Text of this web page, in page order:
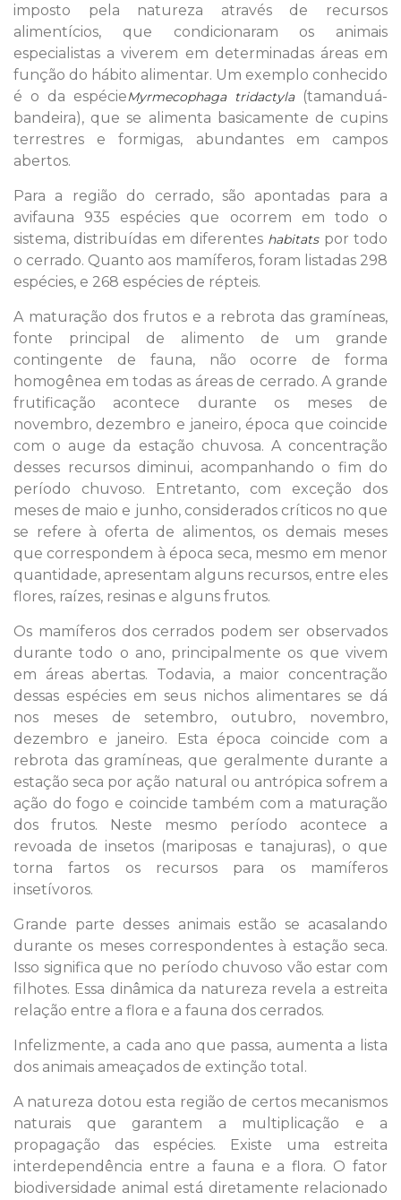
imposto pela natureza através de recursos
alimentícios, que condicionaram os animais
especialistas a viverem em determinadas áreas em
função do hábito alimentar. Um exemplo conhecido
é o da espécieMyrmecophaga tridactyla(tamanduá-
bandeira), que se alimenta basicamente de cupins
terrestres e formigas, abundantes em campos
abertos.
Para a região do cerrado, são apontadas para a
avifauna 935 espécies que ocorrem em todo o
sistema, distribuídas em diferentes habitatspor todo
o cerrado. Quanto aos mamíferos, foram listadas 298
espécies, e 268 espécies de répteis.
A maturação dos frutos e a rebrota das gramíneas,
fonte principal de alimento de um grande
contingente de fauna, não ocorre de forma
homogênea em todas as áreas de cerrado. A grande
frutificação acontece durante os meses de
novembro, dezembro e janeiro, época que coincide
com o auge da estação chuvosa. A concentração
desses recursos diminui, acompanhando o fim do
período chuvoso. Entretanto, com exceção dos
meses de maio e junho, considerados críticos no que
se refere à oferta de alimentos, os demais meses
que correspondem à época seca, mesmo em menor
quantidade, apresentam alguns recursos, entre eles
flores, raízes, resinas e alguns frutos.
Os mamíferos dos cerrados podem ser observados
durante todo o ano, principalmente os que vivem
em áreas abertas. Todavia, a maior concentração
dessas espécies em seus nichos alimentares se dá
nos meses de setembro, outubro, novembro,
dezembro e janeiro. Esta época coincide com a
rebrota das gramíneas, que geralmente durante a
estação seca por ação natural ou antrópica sofrem a
ação do fogo e coincide também com a maturação
dos frutos. Neste mesmo período acontece a
revoada de insetos (mariposas e tanajuras), o que
torna fartos os recursos para os mamíferos
insetívoros.
Grande parte desses animais estão se acasalando
durante os meses correspondentes à estação seca.
Isso significa que no período chuvoso vão estar com
filhotes. Essa dinâmica da natureza revela a estreita
relação entre a flora e a fauna dos cerrados.
Infelizmente, a cada ano que passa, aumenta a lista
dos animais ameaçados de extinção total.
A natureza dotou esta região de certos mecanismos
naturais que garantem a multiplicação e a
propagação das espécies. Existe uma estreita
interdependência entre a fauna e a flora. O fator
biodiversidade animal está diretamente relacionado